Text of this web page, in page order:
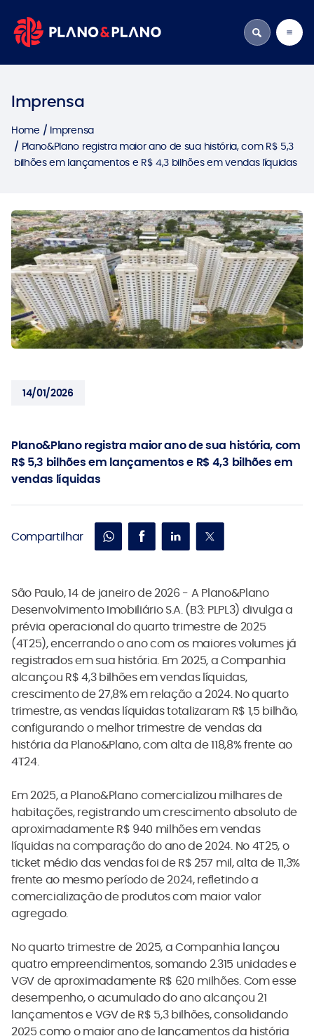
Imprensa
Home
Imprensa
Plano&Plano registra maior ano de sua história, com R$ 5,3
bilhões em lançamentos e R$ 4,3 bilhões em vendas líquidas
14/01/2026
Plano&Plano registra maior ano de sua história, com
R$ 5,3 bilhões em lançamentos e R$ 4,3 bilhões em
vendas líquidas
Compartilhar
São Paulo, 14 de janeiro de 2026 - A Plano&Plano
Desenvolvimento Imobiliário S.A. (B3: PLPL3) divulga a
prévia operacional do quarto trimestre de 2025
(4T25), encerrando o ano com os maiores volumes já
registrados em sua história. Em 2025, a Companhia
alcançou R$ 4,3 bilhões em vendas líquidas,
crescimento de 27,8% em relação a 2024. No quarto
trimestre, as vendas líquidas totalizaram R$ 1,5 bilhão,
configurando o melhor trimestre de vendas da
história da Plano&Plano, com alta de 118,8% frente ao
4T24.
Em 2025, a Plano&Plano comercializou milhares de
habitações, registrando um crescimento absoluto de
aproximadamente R$ 940 milhões em vendas
líquidas na comparação do ano de 2024. No 4T25, o
ticket médio das vendas foi de R$ 257 mil, alta de 11,3%
frente ao mesmo período de 2024, refletindo a
comercialização de produtos com maior valor
agregado.
No quarto trimestre de 2025, a Companhia lançou
quatro empreendimentos, somando 2.315 unidades e
VGV de aproximadamente R$ 620 milhões. Com esse
desempenho, o acumulado do ano alcançou 21
lançamentos e VGV de R$ 5,3 bilhões, consolidando
2025 como o maior ano de lançamentos da história